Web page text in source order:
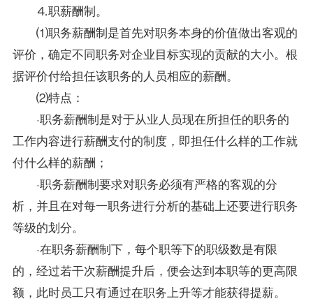
⒋职薪酬制。
⑴职务薪酬制是首先对职务本身的价值做出客观的
评价，确定不同职务对企业目标实现的贡献的大小。根
据评价付给担任该职务的人员相应的薪酬。
⑵特点：
·职务薪酬制是对于从业人员现在所担任的职务的
工作内容进行薪酬支付的制度，即担任什么样的工作就
付什么样的薪酬；
·职务薪酬制要求对职务必须有严格的客观的分
析，并且在对每一职务进行分析的基础上还要进行职务
等级的划分。
·在职务薪酬制下，每个职等下的职级数是有限
的，经过若干次薪酬提升后，便会达到本职等的更高限
额，此时员工只有通过在职务上升等才能获得提薪。